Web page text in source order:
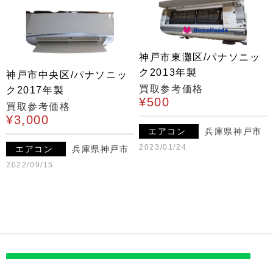
神戸市中央区/パナソニッ
ク2017年製
買取参考価格
¥3,000
エアコン 兵庫県神戸市
2022/09/15
神戸市東灘区/パナソニッ
ク2013年製
買取参考価格
¥500
エアコン 兵庫県神戸市
2023/01/24